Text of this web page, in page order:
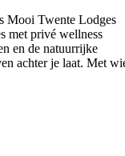
Mooi Twente Lodges
met privé wellness
en de natuurrijke
achter je laat. Met